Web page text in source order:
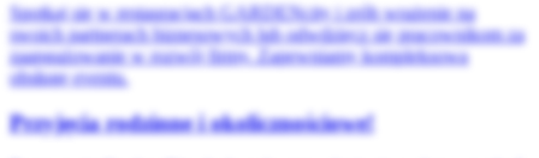
Spotkaj się w restauracjach GARDENcity i zrób wrażenie na
swoich partnerach biznesowych lub odwdzięcz się pracownikom za
zaangażowanie w rozwój firmy. Zapewniamy kompleksową
obsługę eventu.
Przyjęcia rodzinne i okolicznościowe!